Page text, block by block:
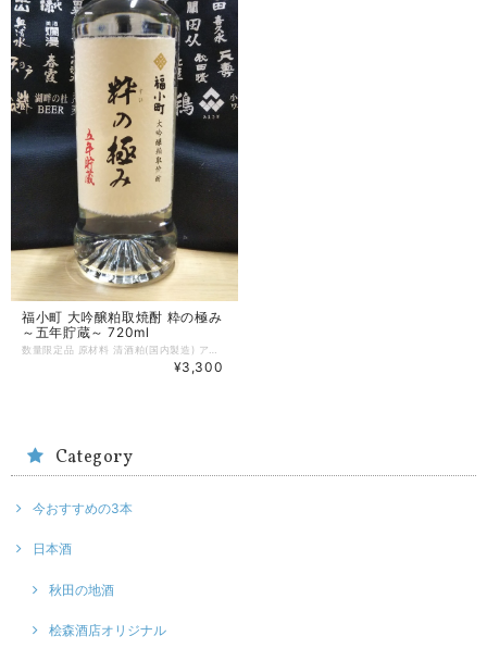
福小町 大吟醸粕取焼酎 粋の極み
～五年貯蔵～ 720ml
¥3,300
Category
今おすすめの3本
日本酒
秋田の地酒
桧森酒店オリジナル